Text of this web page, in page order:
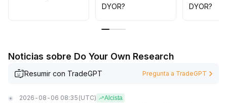
pierde el soporte, se debe salir de la posición de
tendencia.
DYOR?
DYOR?
Noticias sobre Do Your Own Research
Resumir con TradeGPT Pregunta a TradeGPT
2026-08-06 08:35 (UTC) Alcista